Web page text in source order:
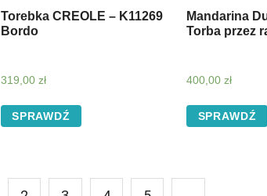
Torebka CREOLE – K11269
Bordo
319,00 zł
SPRAWDŹ
Mandarina
Torba przez
400,00zł
SPRAWDŹ